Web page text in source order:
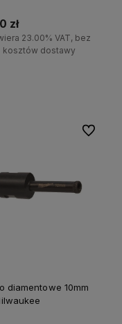
zł
23.00% VAT, bez
kosztów dostawy
diamentowe 10mm
Do